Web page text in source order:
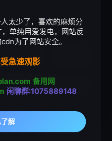
太少了，喜欢的麻烦分
单纯用爱发电，网站反
为了网站安全。
急速观影
备用网
闲聊群:1075889148